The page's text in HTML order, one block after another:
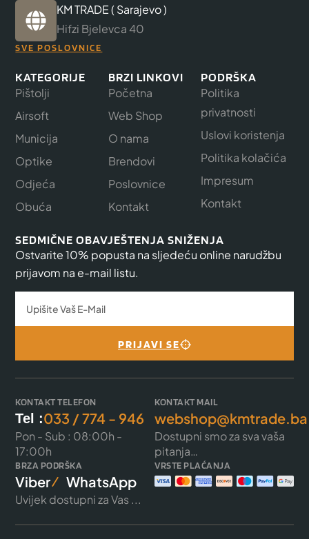
KM TRADE ( Sarajevo )
Hifzi Bjelevca 40
SVE POSLOVNICE
KATEGORIJE
Pištolji
Airsoft
Municija
Optike
Odjeća
Obuća
BRZI LINKOVI
Početna
Web Shop
O nama
Brendovi
Poslovnice
Kontakt
PODRŠKA
Politika
privatnosti
Uslovi koristenja
Politika kolačića
Impresum
Kontakt
SEDMIČNE OBAVJEŠTENJA SNIŽENJA
Ostvarite 10% popusta na sljedeću online narudžbu
prijavom na e-mail listu.
PRIJAVI SE
KONTAKT TELEFON
Tel :033 / 774 - 946
Pon - Sub : 08:00h -
17:00h
KONTAKT MAIL
webshop@kmtrade.ba
Dostupni smo za sva vaša
pitanja…
BRZA PODRŠKA
Viber WhatsApp
Uvijek dostupni za Vas ...
VRSTE PLAĆANJA